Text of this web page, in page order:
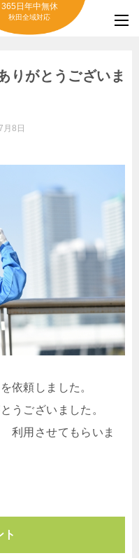
365日年中無休
秋田全域対応
りがとうございま
月8日
依頼しました。
うございました。
利用させてもらいま